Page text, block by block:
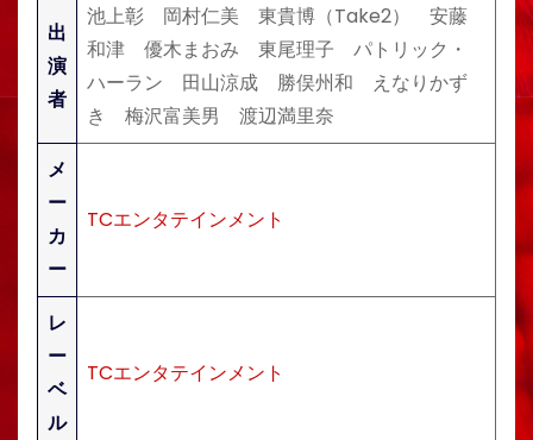
出
演
者
池上彰 岡村仁美 東貴博（Take2） 安藤
和津 優木まおみ 東尾理子 パトリック・
ハーラン 田山涼成 勝俣州和 えなりかず
き 梅沢富美男 渡辺満里奈
メ
ー
カ
ー
TCエンタテインメント
レ
ー
ベ
ル
TCエンタテインメント